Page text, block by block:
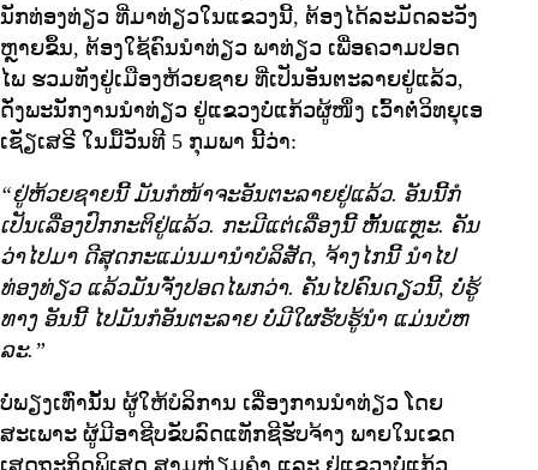
ນັກທ່ອງທ່ຽວ ທີ່ມາທ່ຽວໃນແຂວງນີ້, ຕ້ອງໄດ້ລະມັດລະວັງ
ຫຼາຍຂຶ້ນ, ຕ້ອງໃຊ້ຄົນນໍາທ່ຽວ ພາທ່ຽວ ເພື່ອຄວາມປອດ
ໄພ ຮວມທັງຢູ່ເມືອງຫ້ວຍຊາຍ ທີ່ເປັນອັນຕະລາຍຢູ່ແລ້ວ,
ດັ່ງພະນັກງານນໍາທ່ຽວ ຢູ່ແຂວງບໍ່ແກ້ວຜູ້ໜຶ່ງ ເວົ້າຕໍ່ວິທຍຸເອ
ເຊັຽເສຣີ ໃນມື້ວັນທີ 5 ກຸມພາ ນີ້ວ່າ:
“ຢູ່ຫ້ວຍຊາຍນີ້ ມັນກໍໜ້າຈະອັນຕະລາຍຢູ່ແລ້ວ. ອັນນີ້ກໍ
ເປັນເລື່ອງປົກກະຕິຢູ່ແລ້ວ. ກະມີແຕ່ເລື່ອງນີ້ ຫັ້ນແຫຼະ. ຄັນ
ວ່າໄປມາ ດີສຸດກະແມ່ນມານໍາບໍລິສັດ, ຈ້າງໄກນີ້ ນໍາໄປ
ທ່ອງທ່ຽວ ແລ້ວມັນຈັ່ງປອດໄພກວ່າ. ຄັນໄປຄົນດຽວນີ້, ບໍ່ຮູ້
ທາງ ອັນນີ້ ໄປມັນກໍອັນຕະລາຍ ບໍ່ມີໃຜຮັບຮູ້ນໍາ ແມ່ນບໍຫ
ລະ.”
ບໍ່ພຽງເທົ່ານັ້ນ ຜູ້ໃຫ້ບໍລິການ ເລື່ອງການນໍາທ່ຽວ ໂດຍ
ສະເພາະ ຜູ້ມີອາຊີບຂັບລົດແທັກຊີຮັບຈ້າງ ພາຍໃນເຂດ